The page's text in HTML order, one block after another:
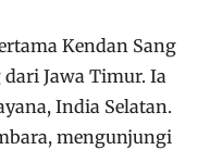
Kendan Sang
Jawa Timur. Ia
India Selatan.
mengunjungi